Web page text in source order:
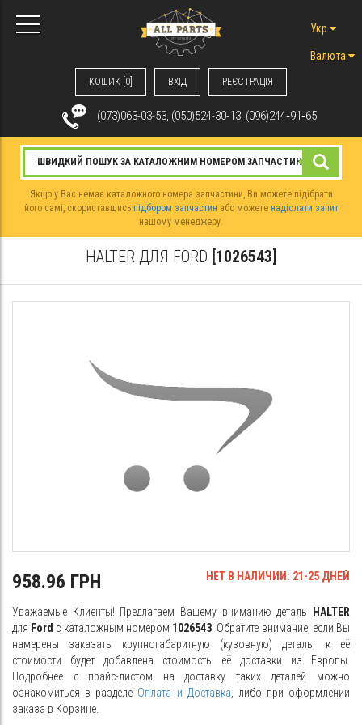
КОШИК [0] ВХIД РЕЄСТРАЦІЯ
Укр
Валюта
(073)063-03-53, (050)524-30-13, (096)244‑91‑65
Якщо у Вас немає каталожного номера запчастини, Ви можете підібрати
його самі, скориставшись підбором запчастин або можете надіслати запит
нашому менеджеру.
HALTER ДЛЯ FORD [1026543]
958.96 ГРН НЕТ В НАЛИЧИИ: 21-25 ДНЕЙ
Уважаемые Клиенты! Предлагаем Вашему вниманию деталь
HALTER
для Ford с каталожным номером 1026543 . Обратите внимание, если Вы
намерены заказать крупногабаритную (кузовную) деталь, к её
стоимости будет добавлена стоимость её доставки из Европы.
Подробнее с прайс-листом на доставку таких деталей можно
ознакомиться в разделе Оплата и Доставка , либо при оформлении
заказа в Корзине.